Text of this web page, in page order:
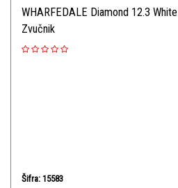
WHARFEDALE Diamond 12.3
Zvučnik
Šifra: 15583